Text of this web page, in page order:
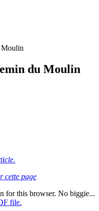
Moulin
du Moulin
cette page
for this browser. No biggie...
file.